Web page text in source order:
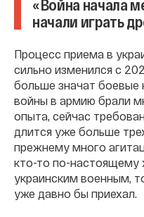
«Война начала
начали играть
Процесс приема в
сильно изменился с
больше значат боевые
войны в армию брали
опыта, сейчас
длится уже больше
прежнему много
кто-то по-настоящему
украинским военным,
уже давно бы приехал.